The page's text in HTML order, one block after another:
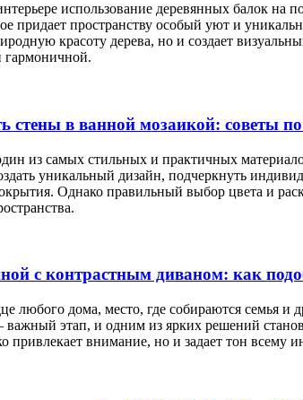
использование деревянных балок на
придает пространству особый уют и
красоту дерева, но и создает
гармоничной.
стены в ванной мозаикой: советы по
из самых стильных и практичных
уникальный дизайн, подчеркнуть
Однако правильный выбор цвета и
с контрастным диваном: как
любого дома, место, где собираются семья и
этап, и одним из ярких решений
привлекает внимание, но и задает тон всему